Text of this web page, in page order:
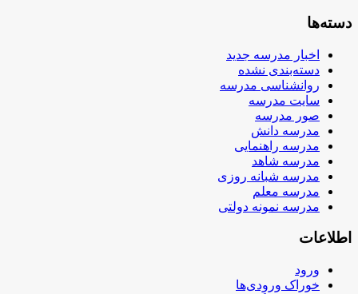
دسته‌ها
اخبار مدرسه جدید
دسته‌بندی نشده
روانشناسی مدرسه
سایت مدرسه
صور مدرسه
مدرسه دانش
مدرسه راهنمایی
مدرسه شاهد
مدرسه شبانه روزی
مدرسه معلم
مدرسه نمونه دولتی
اطلاعات
ورود
خوراک ورودی‌ها